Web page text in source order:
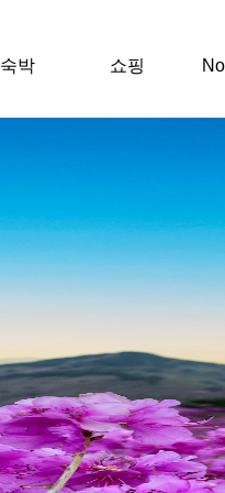
숙박 쇼핑